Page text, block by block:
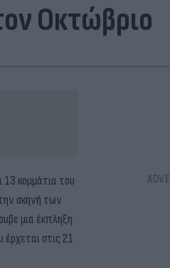
Οκτώβριο
κομμάτια του
σκηνή των
μια έκπληξη
στις 21